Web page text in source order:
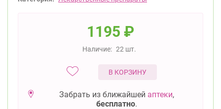
1195 ₽
Наличие: 22 шт.
В КОРЗИНУ
Забрать из ближайшей аптеки,
бесплатно.